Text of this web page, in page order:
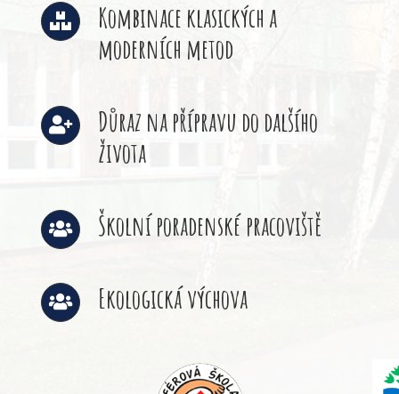
Kombinace klasických a
moderních metod
Důraz na přípravu do dalšího
života
Školní poradenské pracoviště
Ekologická výchova